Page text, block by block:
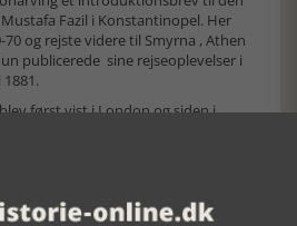
Fazil i Konstantinopel. Her
og rejste videre til Smyrna , Athen
publicerede sine rejseoplevelser i
først vist i London og siden i
værker. Elisabeth blev i
tobindsværk: The Female